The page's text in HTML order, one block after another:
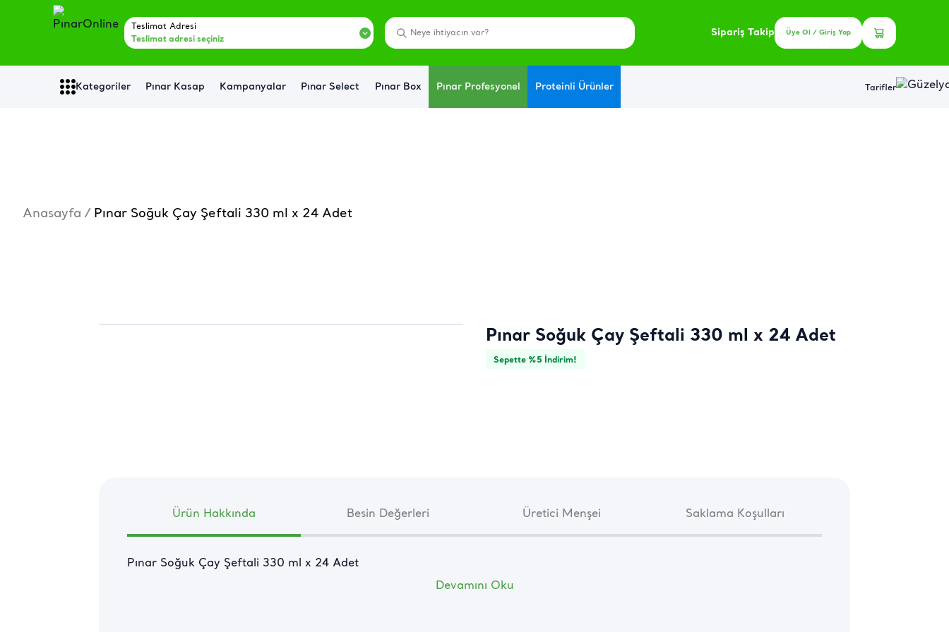
Teslimat Adresi
Teslimat adresi seçiniz
Sipariş Takip Üye Ol / Giriş Yap
Kategoriler Pınar Kasap Kampanyalar Pınar Select Pınar Box Pınar Profesyonel Proteinli Ürünler Tarifler
Anasayfa / Pınar Soğuk Çay Şeftali 330 ml x 24 Adet
Pınar Soğuk Çay Şeftali 330 ml x 24 Adet
Sepette %5 İndirim!
Ürün Hakkında Besin Değerleri Üretici Menşei Saklama Koşulları
Pınar Soğuk Çay Şeftali 330 ml x 24 Adet
Devamını Oku